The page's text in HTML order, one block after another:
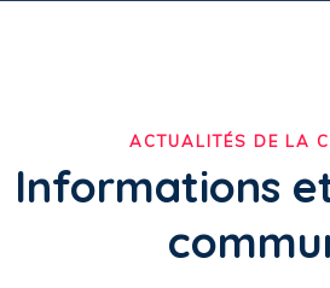
ACTUALITÉS DE LA
Informations